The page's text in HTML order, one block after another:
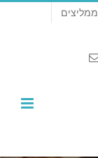
ממליצים
Email